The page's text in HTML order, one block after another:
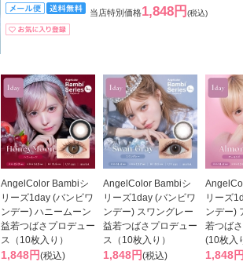
当店特別価格1,848円 (税込)
AngelColor Bambiシ
リーズ1day (バンビワ
ンデー) ハニームーン
益若つばさプロデュー
ス（10枚入り）
1,848円(税込)
AngelColor Bambiシ
リーズ1day (バンビワ
ンデー) スワングレー
益若つばさプロデュー
ス（10枚入り）
1,848円(税込)
リーズ
ンデー)
若つば
(10枚入
1,848